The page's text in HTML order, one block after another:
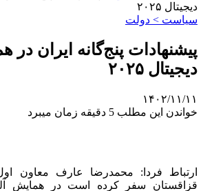
دیجیتال ۲۰۲۵
سیاست > دولت
پیشنهادات پنج‌گانه ایران در
دیجیتال ۲۰۲۵
۱۴۰۲/۱۱/۱۱
خواندن این مطلب 5 دقیقه زمان میبرد
ارتباط فردا: محمدرضا عارف معاون